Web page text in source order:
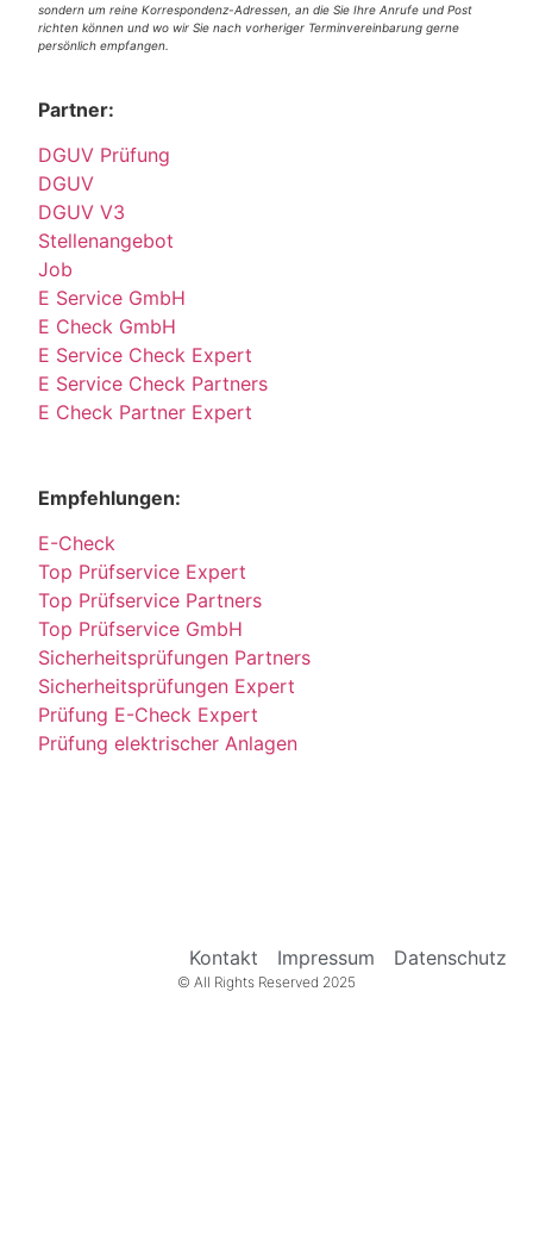
sondern um reine Korrespondenz-Adressen, an die Sie Ihre Anrufe und Post
richten können und wo wir Sie nach vorheriger Terminvereinbarung gerne
persönlich empfangen.
Partner:
DGUV Prüfung
DGUV
DGUV V3
Stellenangebot
Job
E Service GmbH
E Check GmbH
E Service Check Expert
E Service Check Partners
E Check Partner Expert
Empfehlungen:
E-Check
Top Prüfservice Expert
Top Prüfservice Partners
Top Prüfservice GmbH
Sicherheitsprüfungen Partners
Sicherheitsprüfungen Expert
Prüfung E-Check Expert
Prüfung elektrischer Anlagen
Kontakt Impressum Datenschutz
© All Rights Reserved 2025